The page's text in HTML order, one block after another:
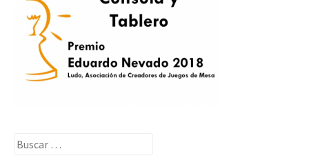
Buscar: